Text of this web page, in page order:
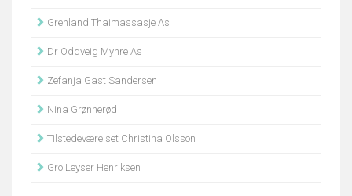
Grenland Thaimassasje As
Dr Oddveig Myhre As
Zefanja Gast Sandersen
Nina Grønnerød
Tilstedeværelset Christina Olsson
Gro Leyser Henriksen